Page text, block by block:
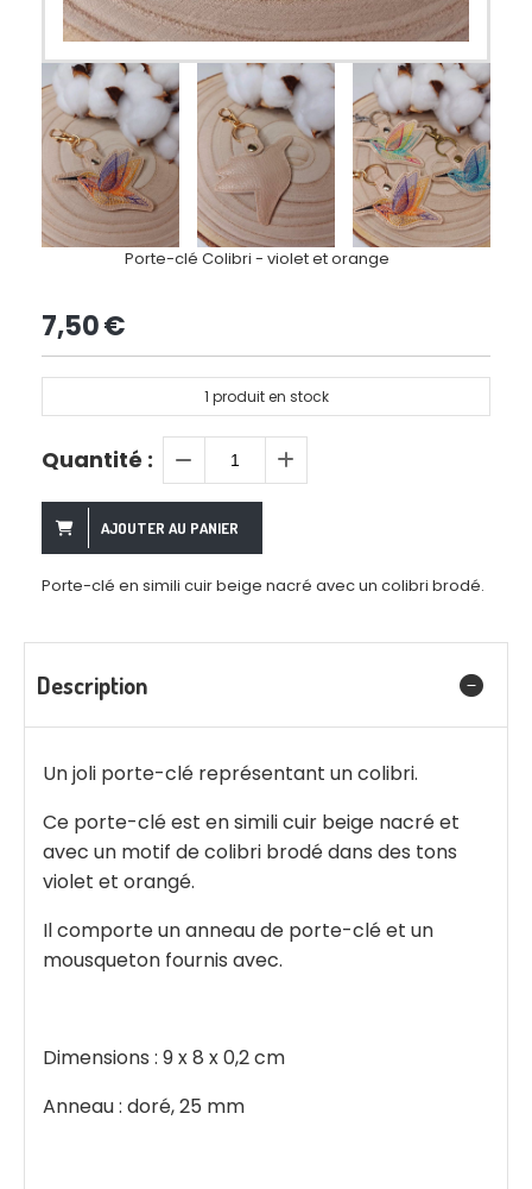
Porte-clé Colibri - violet et orange
7,50€
1 produit en stock
Quantité :
AJOUTER AU PANIER
Porte-clé en simili cuir beige nacré avec un colibri brodé.
Description
Un joli porte-clé représentant un colibri.
Ce porte-clé est en simili cuir beige nacré et
avec un motif de colibri brodé dans des tons
violet et orangé.
Il comporte un anneau de porte-clé et un
mousqueton fournis avec.
Dimensions : 9 x 8 x 0,2 cm
Anneau : doré, 25 mm